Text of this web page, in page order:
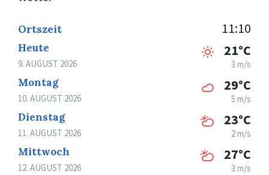
Ortszeit 11:10
Heute
9. AUGUST 2026
21°C
3 m/s
Montag
10. AUGUST 2026
29°C
5 m/s
Dienstag
11. AUGUST 2026
23°C
2 m/s
Mittwoch
12. AUGUST 2026
27°C
3 m/s